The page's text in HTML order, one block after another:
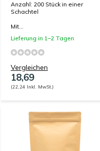
Anzahl: 200 Stück in einer
Schachtel
Mit...
Lieferung in 1–2 Tagen
Vergleichen
18,69
(22,24 Inkl. MwSt.)